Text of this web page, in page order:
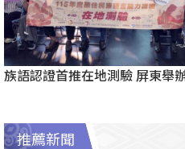
族語認證首推在地測驗 屏東舉
推薦新聞